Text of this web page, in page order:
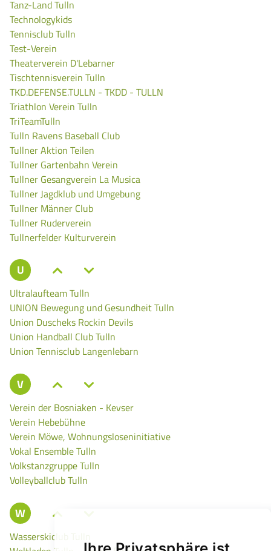
Tanz-Land Tulln
Technologykids
Tennisclub Tulln
Test-Verein
Theaterverein D'Lebarner
Tischtennisverein Tulln
TKD.DEFENSE.TULLN - TKDD - TULLN
Triathlon Verein Tulln
TriTeamTulln
Tulln Ravens Baseball Club
Tullner Aktion Teilen
Tullner Gartenbahn Verein
Tullner Gesangverein La Musica
Tullner Jagdklub und Umgebung
Tullner Männer Club
Tullner Ruderverein
Tullnerfelder Kulturverein
U
Ultralaufteam Tulln
UNION Bewegung und Gesundheit Tulln
Union Duscheks Rockin Devils
Union Handball Club Tulln
Union Tennisclub Langenlebarn
V
Verein der Bosniaken - Kevser
Verein Hebebühne
Verein Möwe, Wohnungsloseninitiative
Vokal Ensemble Tulln
Volkstanzgruppe Tulln
Volleyballclub Tulln
W
Wasserskiclub Tulln